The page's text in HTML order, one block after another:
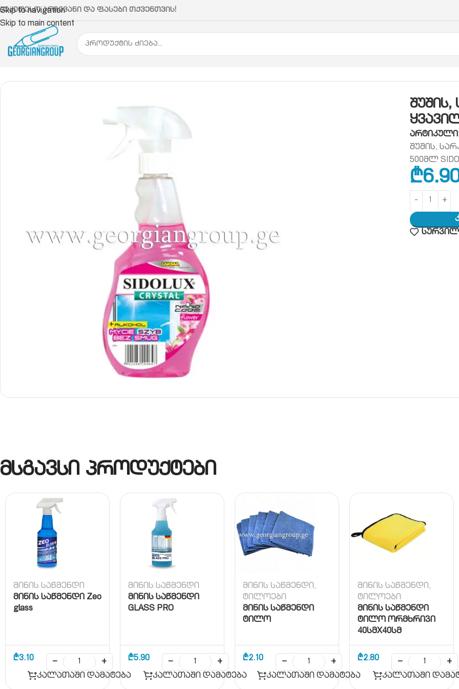
Skip to navigation
Skip to main content
არჩევანი და ფასები თქვენთვის!
შუშის,
შუშის,
500მლ
₾
მსგავსი პროდუქტები
მინის საწმენდი
მინის საწმენდი Zeo
glass
₾3.10 −
+
კალათაში დამატება
მინის საწმენდი
მინის საწმენდი
GLASS PRO
₾5.90 −
+
კალათაში დამატება
მინის საწმენდი,
ტილოები
მინის საწმენდი
ტილო
₾2.10 −
+
კალათაში დამატება
მინის საწმენდი,
ტილოები
მინის საწმენდი
ტილო ორმხრივი
40სმX40სმ
₾2.80 −
+
კალათაში